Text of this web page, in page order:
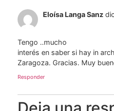
Eloísa Langa Sanz
Tengo ..mucho
interés en saber si hay in
Zaragoza. Gracias. Muy
Responder